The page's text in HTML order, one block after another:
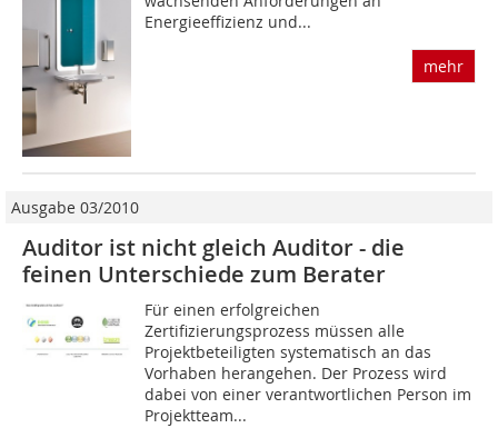
Energieeffizienz und...
mehr
Ausgabe 03/2010
Auditor ist nicht gleich Auditor - die
feinen Unterschiede zum Berater
Für einen erfolgreichen
Zertifizierungsprozess müssen alle
Projektbeteiligten systematisch an das
Vorhaben herangehen. Der Prozess wird
dabei von einer verantwortlichen Person im
Projektteam...